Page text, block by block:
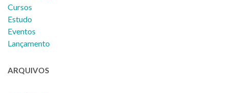
Cursos
Estudo
Eventos
Lançamento
ARQUIVOS